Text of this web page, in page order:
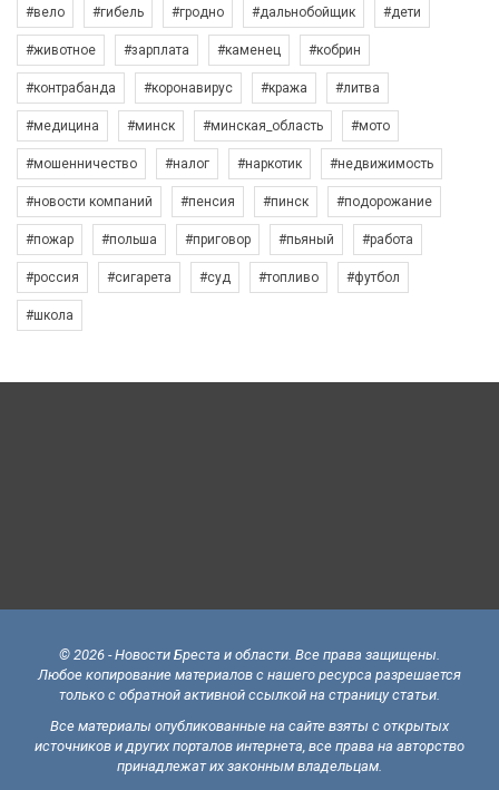
#вело #гибель #гродно #дальнобойщик #дети
#животное #зарплата #каменец #кобрин
#контрабанда #коронавирус #кража #литва
#медицина #минск #минская_область #мото
#мошенничество #налог #наркотик #недвижимость
#новости компаний #пенсия #пинск #подорожание
#пожар #польша #приговор #пьяный #работа
#россия #сигарета #суд #топливо #футбол
#школа
© 2026 - Новости Бреста и области. Все права защищены.
Любое копирование материалов с нашего ресурса разрешается
только с обратной активной ссылкой на страницу статьи.
Все материалы опубликованные на сайте взяты с открытых
источников и других порталов интернета, все права на авторство
принадлежат их законным владельцам.